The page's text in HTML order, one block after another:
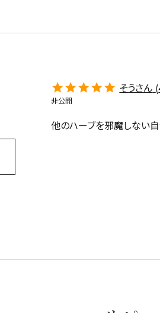
そうさん
非公開
他のハーブを邪魔しない自